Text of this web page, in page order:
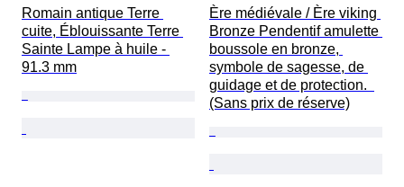
Romain antique Terre
cuite, Éblouissante Terre
Sainte Lampe à huile -
91.3 mm
Ère médiévale / Ère viking
Bronze Pendentif amulette
boussole en bronze,
symbole de sagesse, de
guidage et de protection.
(Sans prix de réserve)